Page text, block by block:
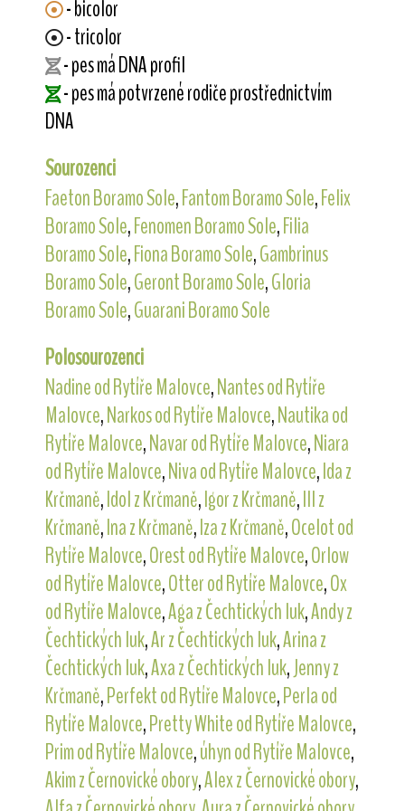
- bicolor
- tricolor
- pes má DNA profil
- pes má potvrzené rodiče prostřednictvím
DNA
Sourozenci
Faeton Boramo Sole,Fantom Boramo Sole,Felix
Boramo Sole,Fenomen Boramo Sole,Filia
Boramo Sole,Fiona Boramo Sole,Gambrinus
Boramo Sole,Geront Boramo Sole,Gloria
Boramo Sole,Guarani Boramo Sole
Polosourozenci
Nadine od Rytíře Malovce,Nantes od Rytíře
Malovce,Narkos od Rytíře Malovce,Nautika od
Rytíře Malovce,Navar od Rytíře Malovce,Niara
od Rytíře Malovce,Niva od Rytíře Malovce,Ida z
Krčmaně,Idol z Krčmaně,Igor z Krčmaně,Ill z
Krčmaně,Ina z Krčmaně,Iza z Krčmaně,Ocelot od
Rytíře Malovce,Orest od Rytíře Malovce,Orlow
od Rytíře Malovce,Otter od Rytíře Malovce,Ox
od Rytíře Malovce,Aga z Čechtických luk,Andy z
Čechtických luk,Ar z Čechtických luk,Arina z
Čechtických luk,Axa z Čechtických luk,Jenny z
Krčmaně,Perfekt od Rytíře Malovce,Perla od
Rytíře Malovce,Pretty White od Rytíře Malovce,
Prim od Rytíře Malovce,úhyn od Rytíře Malovce,
Akim z Černovické obory,Alex z Černovické obory,